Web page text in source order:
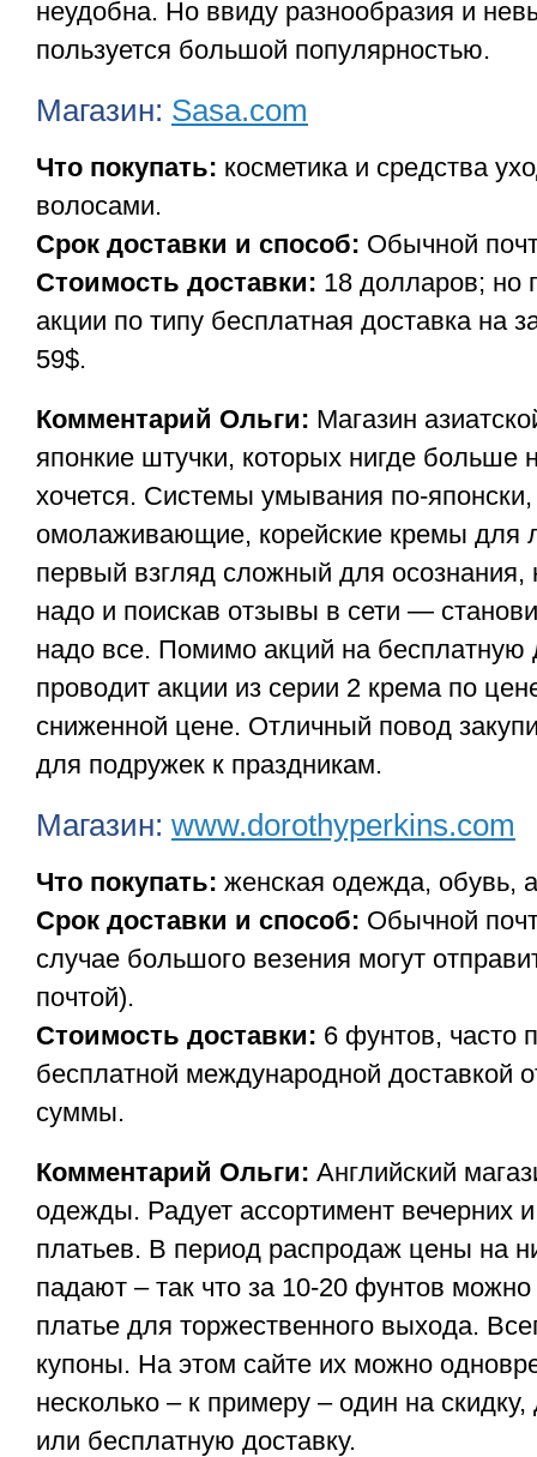
неудобна. Но ввиду разнообразия и
пользуется большой популярностью.
Магазин: Sasa.com
Что покупать: косметика и средства
волосами.
Срок доставки и способ: Обычной
Стоимость доставки: 18 долларов; но
акции по типу бесплатная доставка на
59$.
Комментарий Ольги: Магазин
японкие штучки, которых нигде больше
хочется. Системы умывания по-
омолаживающие, корейские кремы для
первый взгляд сложный для осознания,
надо и поискав отзывы в сети —
надо все. Помимо акций на бесплатную
проводит акции из серии 2 крема по
сниженной цене. Отличный повод
для подружек к праздникам.
Магазин: www.dorothyperkins.com
Что покупать: женская одежда, обувь,
Срок доставки и способ: Обычной
случае большого везения могут
почтой).
Стоимость доставки: 6 фунтов, часто
бесплатной международной доставкой
суммы.
Комментарий Ольги: Английский
одежды. Радует ассортимент вечерних
платьев. В период распродаж цены на
падают – так что за 10-20 фунтов можно
платье для торжественного выхода.
купоны. На этом сайте их можно
несколько – к примеру – один на
или бесплатную доставку.